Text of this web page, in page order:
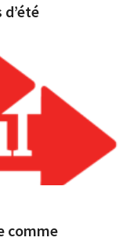
comme